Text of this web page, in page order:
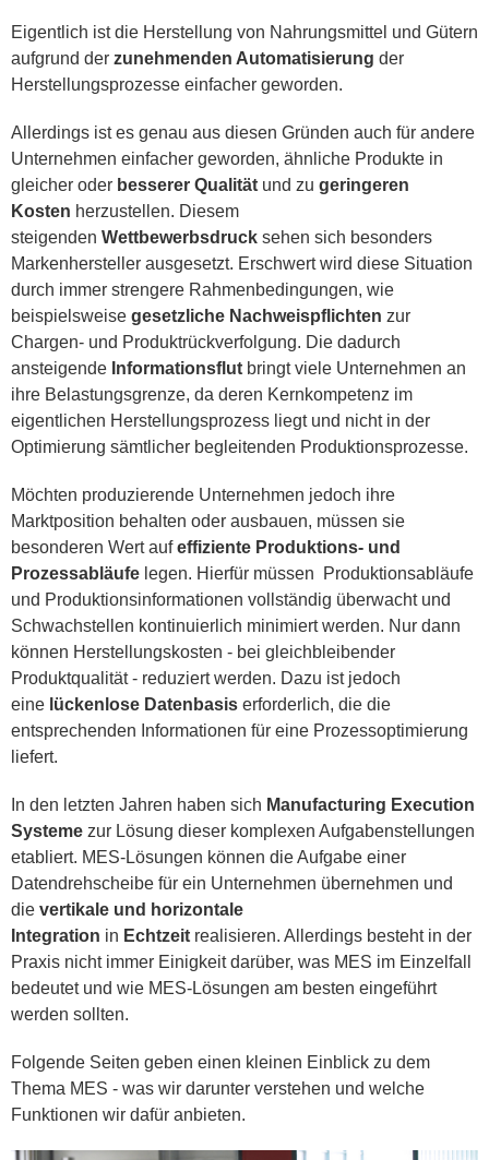
Über
ProLeiT
Eigentlich ist die Herstellung von Nahrungsmittel und Gütern
aufgrund der zunehmenden Automatisierung der
Herstellungsprozesse einfacher geworden.
Allerdings ist es genau aus diesen Gründen auch für andere
Unternehmen einfacher geworden, ähnliche Produkte in
gleicher oder besserer Qualität und zu geringeren
Kosten herzustellen. Diesem
steigenden Wettbewerbsdruck sehen sich besonders
Markenhersteller ausgesetzt. Erschwert wird diese Situation
durch immer strengere Rahmenbedingungen, wie
beispielsweise gesetzliche Nachweispflichten zur
Chargen- und Produktrückverfolgung. Die dadurch
ansteigende Informationsflut bringt viele Unternehmen an
ihre Belastungsgrenze, da deren Kernkompetenz im
eigentlichen Herstellungsprozess liegt und nicht in der
Optimierung sämtlicher begleitenden Produktionsprozesse.
Möchten produzierende Unternehmen jedoch ihre
Marktposition behalten oder ausbauen, müssen sie
besonderen Wert aufeffiziente Produktions- und
Prozessabläufe legen. Hierfür müssen Produktionsabläufe
und Produktionsinformationen vollständig überwacht und
Schwachstellen kontinuierlich minimiert werden. Nur dann
können Herstellungskosten - bei gleichbleibender
Produktqualität - reduziert werden. Dazu ist jedoch
eine lückenlose Datenbasis erforderlich, die die
entsprechenden Informationen für eine Prozessoptimierung
liefert.
In den letzten Jahren haben sich Manufacturing Execution
Systeme zur Lösung dieser komplexen Aufgabenstellungen
etabliert. MES-Lösungen können die Aufgabe einer
Datendrehscheibe für ein Unternehmen übernehmen und
die vertikale und horizontale
Integration in Echtzeit realisieren. Allerdings besteht in der
Praxis nicht immer Einigkeit darüber, was MES im Einzelfall
bedeutet und wie MES-Lösungen am besten eingeführt
werden sollten.
Folgende Seiten geben einen kleinen Einblick zu dem
Thema MES - was wir darunter verstehen und welche
Funktionen wir dafür anbieten.